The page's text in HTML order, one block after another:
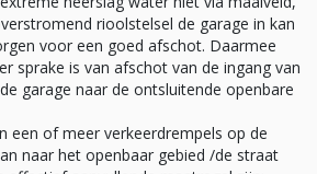
rioolstelsel de garage in kan
voor een goed afschot. Daarmee
sprake is van afschot van de ingang van
garage naar de ontsluitende openbare
een of meer verkeerdrempels op de
naar het openbaar gebied /de straat